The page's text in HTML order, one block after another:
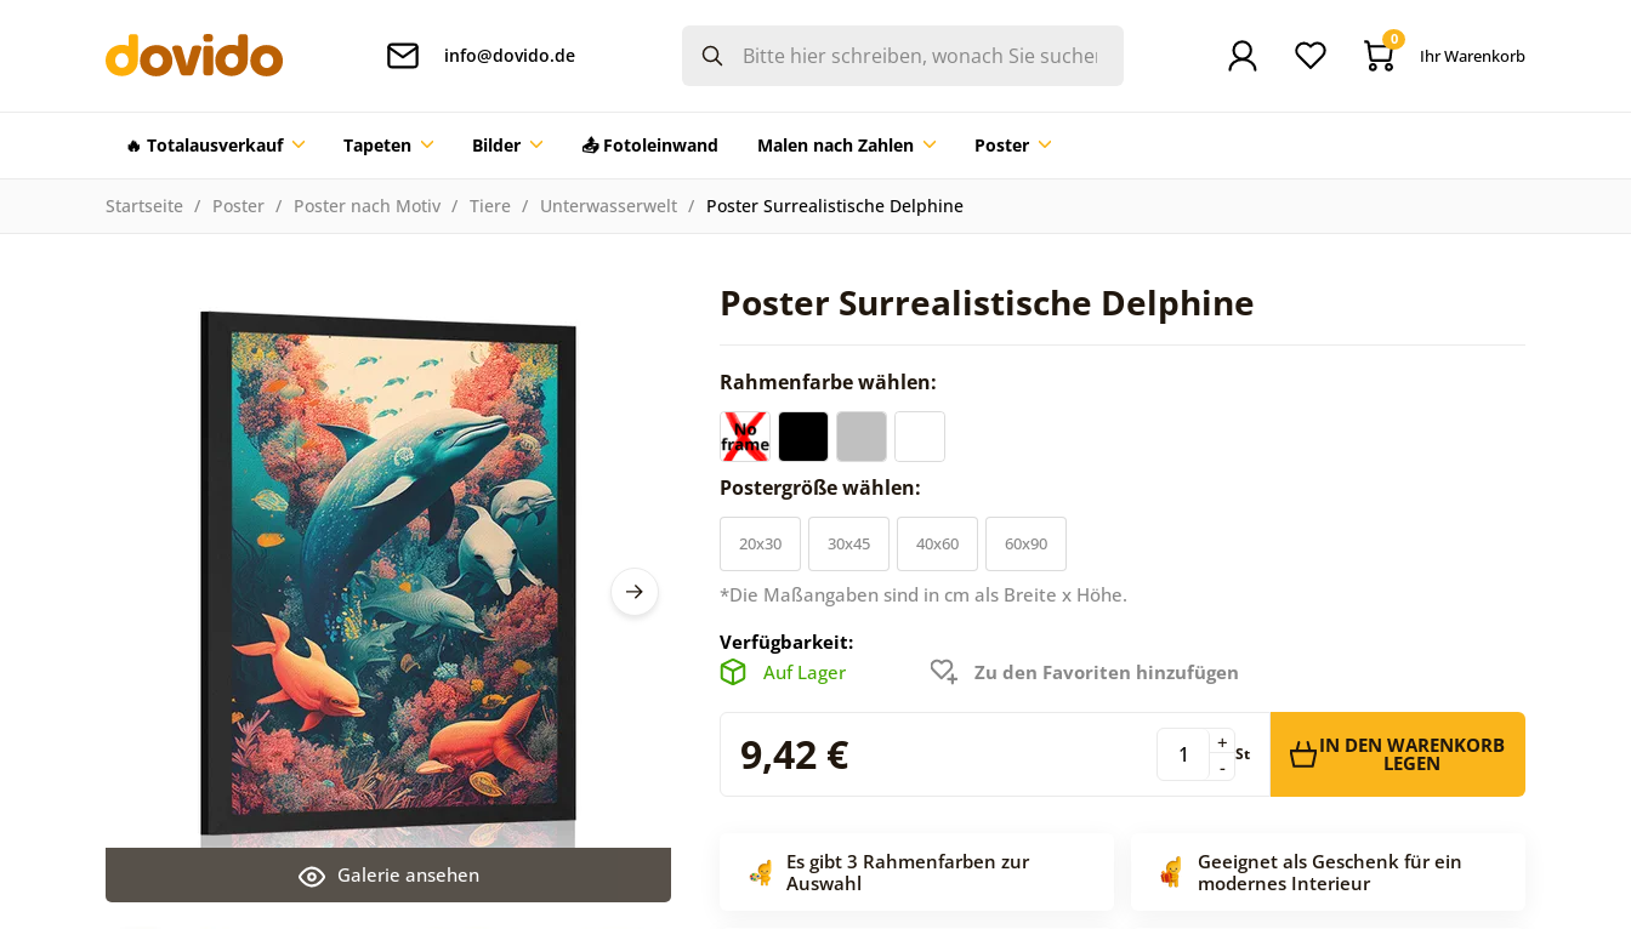
info@dovido.de
0
Ihr Warenkorb
🔥 Totalausverkauf Tapeten Bilder 📤 Fotoleinwand Malen nach Zahlen Poster
Startseite Poster Poster nach Motiv Tiere Unterwasserwelt Poster Surrealistische Delphine
Poster Surrealistische Delphine
Galerie ansehen
Rahmenfarbe wählen:
Postergröße wählen:
20x30 30x45 40x60 60x90
*Die Maßangaben sind in cm als Breite x Höhe.
Verfügbarkeit:
Auf Lager
Zu den Favoriten hinzufügen
9,42 € -
+ St IN DEN WARENKORB
LEGEN
Es gibt 3 Rahmenfarben zur
Auswahl
Geeignet als Geschenk für ein
modernes Interieur